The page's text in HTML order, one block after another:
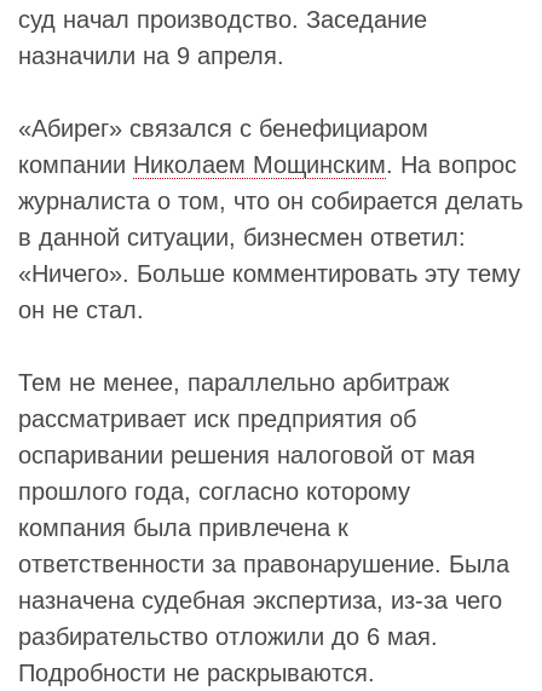
суд начал производство. Заседание
назначили на 9 апреля.
«Абирег» связался с бенефициаром
компании Николаем Мощинским. На вопрос
журналиста о том, что он собирается делать
в данной ситуации, бизнесмен ответил:
«Ничего». Больше комментировать эту тему
он не стал.
Тем не менее, параллельно арбитраж
рассматривает иск предприятия об
оспаривании решения налоговой от мая
прошлого года, согласно которому
компания была привлечена к
ответственности за правонарушение. Была
назначена судебная экспертиза, из-за чего
разбирательство отложили до 6 мая.
Подробности не раскрываются.